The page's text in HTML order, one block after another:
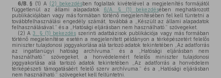
6/B. § (1) A (2) bekezdésben foglaltak kivételével a megjelenítés formájától
függetlenül az állami alapadatok 6/A. § (1) bekezdésében meghatározott
publikációjában vagy más formában történő megjelenítésében fel kell tüntetni a
továbbfelhasználási engedély számát, továbbá a „Készült az állami alapadatok
felhasználásával.” és a „Hatósági eljárásban nem használható.” szövegeket.
(2) A3. § (1) bekezdésszerinti adatbázisok publikációja vagy más formában
történő megjelenítése esetén a megjelenített példányon a térképészetért felelős
miniszter tulajdonosi joggyakorlása alá tartozó adatok tekintetében „Az adatforrás
az ingatlanügyi hatóság archívuma.” és a „Hatósági eljárásban nem
használható.” szövegeket, a honvédelemért felelős miniszter tulajdonosi
joggyakorlása alá tartozó adatok tekintetében „Az adatforrás a honvédelem
térképészeti támogatásáért felelő szerv archívuma.” és a „Hatósági eljárásban
nem használható.” szövegeket kell feltüntetni.